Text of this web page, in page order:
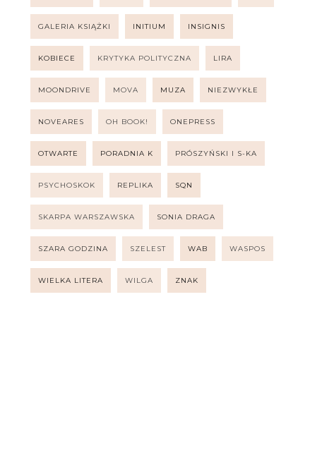
GALERIA KSIĄŻKI INITIUM INSIGNIS
KOBIECE KRYTYKA POLITYCZNA LIRA
MOONDRIVE MOVA MUZA NIEZWYKŁE
NOVEARES OH BOOK! ONEPRESS
OTWARTE PORADNIA K PRÓSZYŃSKI I S-KA
PSYCHOSKOK REPLIKA SQN
SKARPA WARSZAWSKA SONIA DRAGA
SZARA GODZINA SZELEST WAB WASPOS
WIELKA LITERA WILGA ZNAK